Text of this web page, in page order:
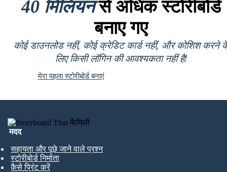
40 मिलियनसे अधिक स्टोरीबोर्ड
बनाए गए
कोई डाउनलोड नहीं, कोई क्रेडिट कार्ड नहीं, और कोशिश करने
लिए किसी लॉगिन की आवश्यकता नहीं है!
मेरा पहला स्टोरीबोर्ड बनाएं
मदद
सहायता और पूछे जाने वाले प्रश्न
स्टोरीबोर्ड निर्माता
कैसे प्रिंट करें